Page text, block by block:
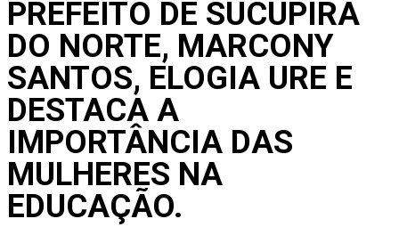
PREFEITO DE SUCUPIRA
DO NORTE, MARCONY
SANTOS, ELOGIA URE E
DESTACA A
IMPORTÂNCIA DAS
MULHERES NA
EDUCAÇÃO.